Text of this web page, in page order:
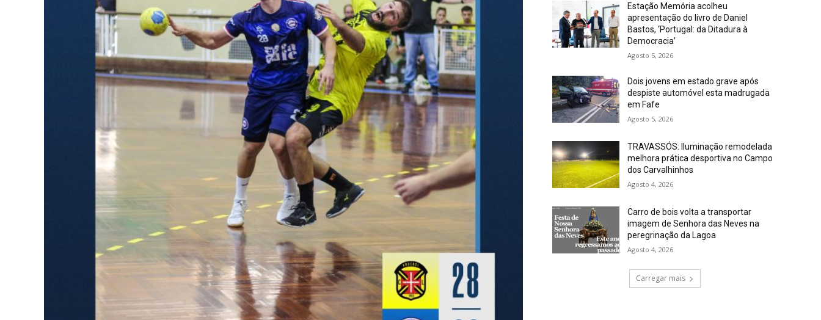
Estação Memória acolheu
apresentação do livro de Daniel
Bastos, ‘Portugal: da Ditadura à
Democracia’
Agosto 5, 2026
Dois jovens em estado grave após
despiste automóvel esta madrugada
em Fafe
Agosto 5, 2026
TRAVASSÓS: Iluminação remodelada
melhora prática desportiva no Campo
dos Carvalhinhos
Agosto 4, 2026
Carro de bois volta a transportar
imagem de Senhora das Neves na
peregrinação da Lagoa
Agosto 4, 2026
Carregar mais